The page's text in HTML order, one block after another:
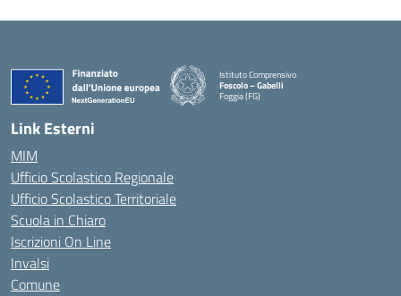
Istituto Comprensivo
Foscolo – Gabelli
Foggia (FG)
— Visita la pagina iniziale della scuola
Link Esterni
MIM
Ufficio Scolastico Regionale
Ufficio Scolastico Territoriale
Scuola in Chiaro
Iscrizioni On Line
Invalsi
Comune